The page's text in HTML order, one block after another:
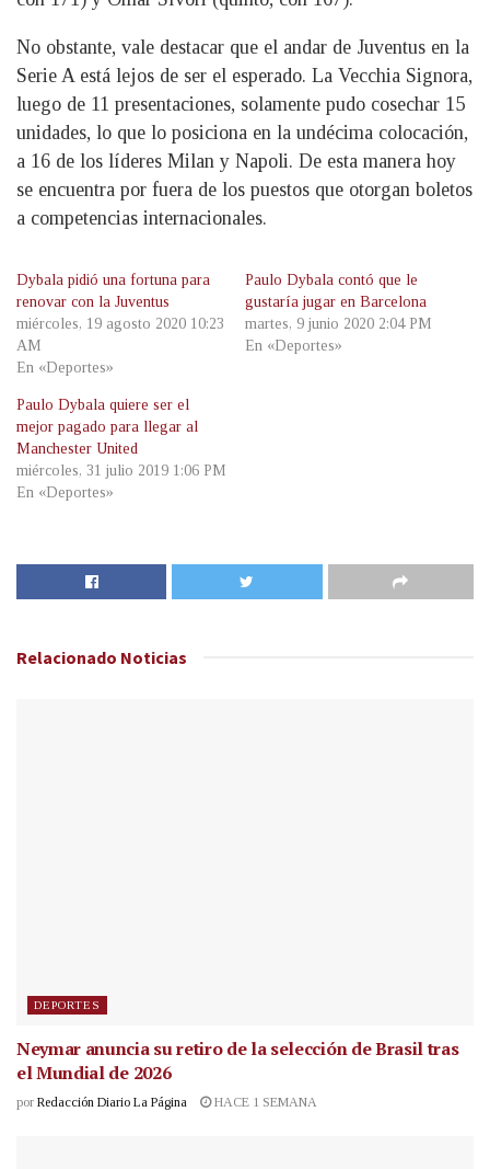
No obstante, vale destacar que el andar de Juventus en la
Serie A está lejos de ser el esperado. La Vecchia Signora,
luego de 11 presentaciones, solamente pudo cosechar 15
unidades, lo que lo posiciona en la undécima colocación,
a 16 de los líderes Milan y Napoli. De esta manera hoy
se encuentra por fuera de los puestos que otorgan boletos
a competencias internacionales.
Dybala pidió una fortuna para
renovar con la Juventus
miércoles, 19 agosto 2020 10:23
AM
En «Deportes»
Paulo Dybala contó que le
gustaría jugar en Barcelona
martes, 9 junio 2020 2:04 PM
En «Deportes»
Paulo Dybala quiere ser el
mejor pagado para llegar al
Manchester United
miércoles, 31 julio 2019 1:06 PM
En «Deportes»
Relacionado Noticias
DEPORTES
Neymar anuncia su retiro de la selección de Brasil tras
el Mundial de 2026
por Redacción Diario La Página HACE 1 SEMANA